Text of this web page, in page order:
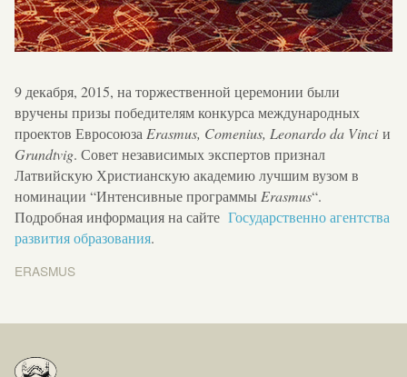
9 декабря, 2015, на торжественной церемонии были
вручены призы победителям конкурса международных
проектов Евросоюза Erasmus, Comenius, Leonardo da Vinciи
Grundtvig. Совет независимых экспертов признал
Латвийскую Христианскую академию лучшим вузом в
номинации “Интенсивные программы Erasmus“.
Подробная информация на сайте Государственно агентства
развития образования.
ERASMUS